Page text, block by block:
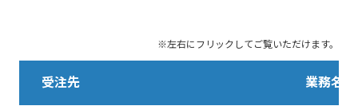
受注先
業務名